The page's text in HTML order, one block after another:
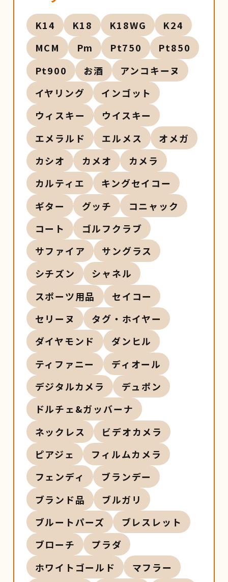
K14 K18 K18WG
K24
MCM
Pm Pt750
Pt850
Pt900
お酒
アンコキーヌ
イヤリング
インゴット
ウィスキー
ウイスキー
エメラルド
エルメス
オメガ
カシオ
カメオ
カメラ
カルティエ
キングセイコー
ギター
グッチ
コニャック
コート
ゴルフクラブ
サファイア
サングラス
シチズン
シャネル
スポーツ用品
セイコー
セリーヌ
タグ・ホイヤー
ダイヤモンド
ダンヒル
ティファニー
ディオール
デジタルカメラ
デュポン
ドルチェ&ガッバーナ
ネックレス
ビデオカメラ
ピアジェ
フィルムカメラ
フェンディ
ブランデー
ブランド品
ブルガリ
ブルートパーズ
ブレスレット
ブローチ
プラダ
ホワイトゴールド
マフラー